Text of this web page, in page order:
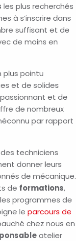
les plus recherchés
à s’inscrire dans
suffisant et de
de moins en
plus pointu
et de solides
et de
de nombreux
par rapport
techniciens
donner leurs
de mécanique.
de formations,
programmes de
le parcours de
chez nous en
atelier